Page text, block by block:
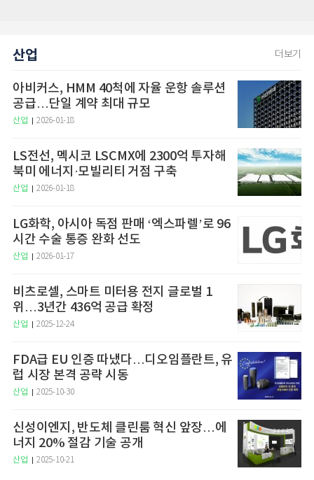
산업 더보기
아비커스, HMM 40척에 자율 운항 솔루션
공급…단일 계약 최대 규모
산업 2026-01-18
LS전선, 멕시코 LSCMX에 2300억 투자해
북미 에너지·모빌리티 거점 구축
산업 2026-01-18
LG화학, 아시아 독점 판매 ‘엑스파렐’로 96
시간 수술 통증 완화 선도
산업 2026-01-17
비츠로셀, 스마트 미터용 전지 글로벌 1
위…3년간 436억 공급 확정
산업 2025-12-24
FDA급 EU 인증 따냈다…디오임플란트, 유
럽 시장 본격 공략 시동
산업 2025-10-30
신성이엔지, 반도체 클린룸 혁신 앞장…에
너지 20% 절감 기술 공개
산업 2025-10-21